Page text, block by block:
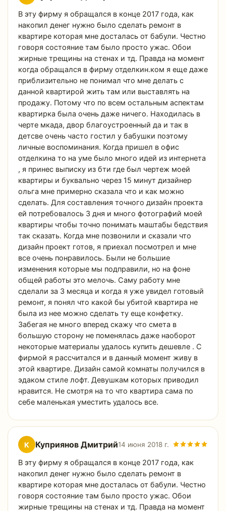
В эту фирму я обращался в конце 2017 года, как
накопил денег нужно было сделать ремонт в
квартире которая мне досталась от бабули. Честно
говоря состояние там было просто ужас. Обои
жирные трещины на стенах и тд. Правда на момент
когда обращался в фирму отделкин.ком я еще даже
приблизительно не понимал что мне делать с
данной квартирой жить там или выставлять на
продажу. Потому что по всем остальным аспектам
квартирка была очень даже ничего. Находилась в
черте мкада, двор благоустроенный да и так в
детсве очень часто гостил у бабушки поэтому
личные воспоминания. Когда пришел в офис
отделкина то на уме было много идей из интернета
, я принес выписку из бти где был чертеж моей
квартиры и буквально через 15 минут дизайнер
ольга мне примерно сказала что и как можно
сделать. Для составления точного дизайн проекта
ей потребовалось 3 дня и много фотографий моей
квартиры чтобы точно понимать маштабы бедствия
так сказать. Когда мне позвонили и сказали что
дизайн проект готов, я приехал посмотрел и мне
все очень понравилось. Были не большие
изменения которые мы подправили, но на фоне
общей работы это мелочь. Саму работу мне
сделали за 3 месяца и когда я уже увидел готовый
ремонт, я понял что какой бы убитой квартира не
была из нее можно сделать ту еще конфетку.
Забегая не много вперед скажу что смета в
большую сторону не поменялась даже наоборот
некоторые материалы удалось купить дешевле . С
фирмой я рассчитался и в данный момент живу в
этой квартире. Дизайн самой комнаты получился в
эдаком стиле лофт. Девушкам которых приводил
нравится. Не смотря на то что квартира сама по
себе маленькая уместить удалось все.
К Куприянов Дмитрий14 июня 2018 г.
В эту фирму я обращался в конце 2017 года, как
накопил денег нужно было сделать ремонт в
квартире которая мне досталась от бабули. Честно
говоря состояние там было просто ужас. Обои
жирные трещины на стенах и тд. Правда на момент